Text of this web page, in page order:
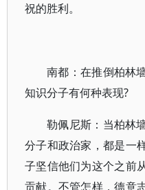
祝的胜利。
南都：在推倒柏林
知识分子有何种表现?
勒佩尼斯：当柏林
分子和政治家，都是一
子坚信他们为这个之前
贡献。不管怎样，德意